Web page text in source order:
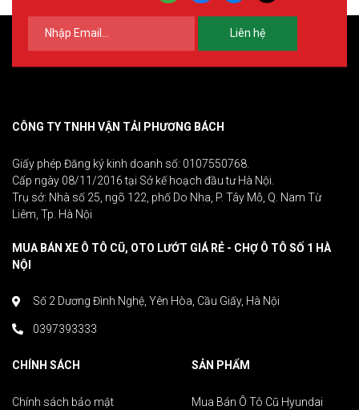
Liên hệ
CÔNG TY TNHH VẬN TẢI PHƯƠNG BÁCH
Giấy phép Đăng ký kinh doanh số: 0107550768.
Cấp ngày 08/11/2016 tại Sở kế hoạch đầu tư Hà Nội.
Trụ sở: Nhà số 25, ngõ 122, phố Do Nha, P. Tây Mỗ, Q. Nam Từ
Liêm, Tp. Hà Nội
MUA BÁN XE Ô TÔ CŨ, OTO LƯỚT GIÁ RẺ - CHỢ Ô TÔ SỐ 1 HÀ
NỘI
Số 2 Dương Đình Nghệ, Yên Hòa, Cầu Giấy, Hà Nội
0397393333
CHÍNH SÁCH
Chính sách bảo mật
SẢN PHẨM
Mua Bán Ô Tô Cũ Hyundai